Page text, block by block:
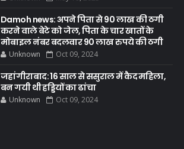
Damoh news: अपने पिता से 90 लाख की ठगी
करने वाले बेटे को जेल, पिता के चार खातों के
मोबाइल नंबर बदलवार 90 लाख रुपये की ठगी
Unknown Oct 09, 2024
जहांगीराबाद: 16 साल से ससुराल में कैद महिला,
बन गयी थी हड्डियों का ढांचा
Unknown Oct 09, 2024